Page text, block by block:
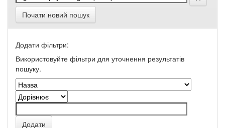
Почати новий пошук
Додати фільтри:
Використовуйте фільтри для уточнення результатів
пошуку.